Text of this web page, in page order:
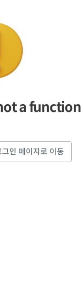
a function
그인 페이지로 이동